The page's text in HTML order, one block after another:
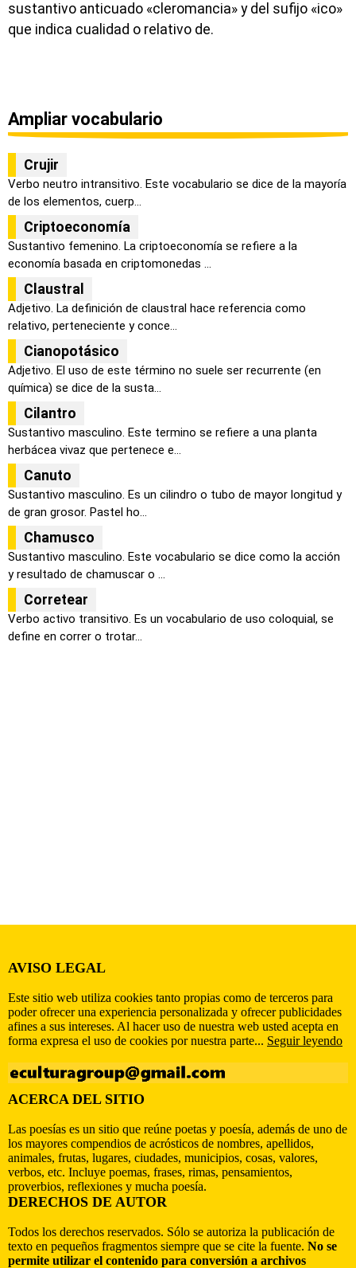
sustantivo anticuado «cleromancia» y del sufijo «ico»
que indica cualidad o relativo de.
Ampliar vocabulario
Crujir
Verbo neutro intransitivo. Este vocabulario se dice de la mayoría
de los elementos, cuerp...
Criptoeconomía
Sustantivo femenino. La criptoeconomía se refiere a la
economía basada en criptomonedas ...
Claustral
Adjetivo. La definición de claustral hace referencia como
relativo, perteneciente y conce...
Cianopotásico
Adjetivo. El uso de este término no suele ser recurrente (en
química) se dice de la susta...
Cilantro
Sustantivo masculino. Este termino se refiere a una planta
herbácea vivaz que pertenece e...
Canuto
Sustantivo masculino. Es un cilindro o tubo de mayor longitud y
de gran grosor. Pastel ho...
Chamusco
Sustantivo masculino. Este vocabulario se dice como la acción
y resultado de chamuscar o ...
Corretear
Verbo activo transitivo. Es un vocabulario de uso coloquial, se
define en correr o trotar...
AVISO LEGAL
Este sitio web utiliza cookies tanto propias como de terceros para
poder ofrecer una experiencia personalizada y ofrecer publicidades
afines a sus intereses. Al hacer uso de nuestra web usted acepta en
forma expresa el uso de cookies por nuestra parte... Seguir leyendo
ACERCA DEL SITIO
Las poesías es un sitio que reúne poetas y poesía, además de uno de
los mayores compendios de acrósticos de nombres, apellidos,
animales, frutas, lugares, ciudades, municipios, cosas, valores,
verbos, etc. Incluye poemas, frases, rimas, pensamientos,
proverbios, reflexiones y mucha poesía.
DERECHOS DE AUTOR
Todos los derechos reservados. Sólo se autoriza la publicación de
texto en pequeños fragmentos siempre que se cite la fuente. No se
permite utilizar el contenido para conversión a archivos